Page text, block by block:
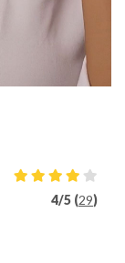
4/5 (29)